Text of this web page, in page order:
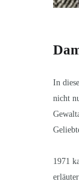
In
nicht
1971